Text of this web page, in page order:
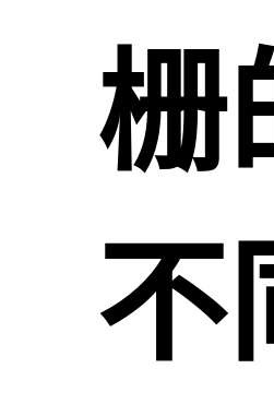
栅
不